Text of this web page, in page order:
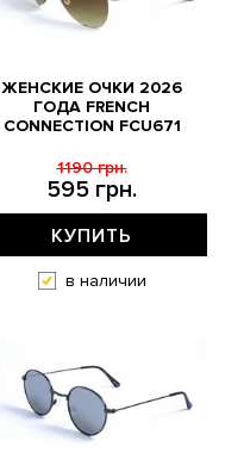
ЖЕНСКИЕ ОЧКИ 2026
ГОДА FRENCH
CONNECTION FCU671
595 грн.
1190 грн.
КУПИТЬ
в наличии